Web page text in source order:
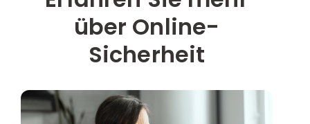
über Online-
Sicherheit